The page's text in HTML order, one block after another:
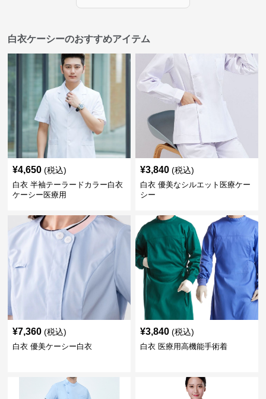
白衣ケーシーのおすすめアイテム
¥4,650 (税込)
白衣 半袖テーラードカラー白衣
ケーシー医療用
¥3,840 (税込)
白衣 優美なシルエット医療ケー
シー
¥7,360 (税込)
白衣 優美ケーシー白衣
¥3,840 (税込)
白衣 医療用高機能手術着